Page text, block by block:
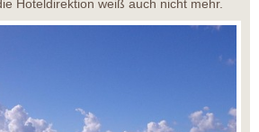
Hoteldirektion weiß auch nicht mehr.